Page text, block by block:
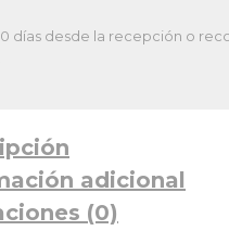
días desde la recepción o
adicional
(0)